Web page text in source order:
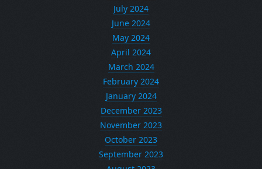
July 2024
June 2024
May 2024
April 2024
March 2024
February 2024
January 2024
December 2023
November 2023
October 2023
September 2023